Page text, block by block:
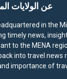
عن الولايات
in the
timely news,
to the MENA
into travel news
importance of